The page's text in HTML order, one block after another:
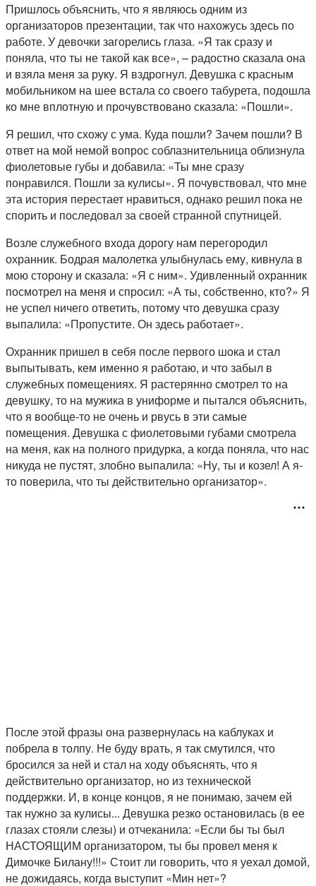
Пришлось объяснить, что я являюсь одним из
организаторов презентации, так что нахожусь здесь по
работе. У девочки загорелись глаза. «Я так сразу и
поняла, что ты не такой как все», – радостно сказала она
и взяла меня за руку. Я вздрогнул. Девушка с красным
мобильником на шее встала со своего табурета, подошла
ко мне вплотную и прочувствовано сказала: «Пошли».
Я решил, что схожу с ума. Куда пошли? Зачем пошли? В
ответ на мой немой вопрос соблазнительница облизнула
фиолетовые губы и добавила: «Ты мне сразу
понравился. Пошли за кулисы». Я почувствовал, что мне
эта история перестает нравиться, однако решил пока не
спорить и последовал за своей странной спутницей.
Возле служебного входа дорогу нам перегородил
охранник. Бодрая малолетка улыбнулась ему, кивнула в
мою сторону и сказала: «Я с ним». Удивленный охранник
посмотрел на меня и спросил: «А ты, собственно, кто?» Я
не успел ничего ответить, потому что девушка сразу
выпалила: «Пропустите. Он здесь работает».
Охранник пришел в себя после первого шока и стал
выпытывать, кем именно я работаю, и что забыл в
служебных помещениях. Я растерянно смотрел то на
девушку, то на мужика в униформе и пытался объяснить,
что я вообще-то не очень и рвусь в эти самые
помещения. Девушка с фиолетовыми губами смотрела
на меня, как на полного придурка, а когда поняла, что нас
никуда не пустят, злобно выпалила: «Ну, ты и козел! А я-
то поверила, что ты действительно организатор».
После этой фразы она развернулась на каблуках и
побрела в толпу. Не буду врать, я так смутился, что
бросился за ней и стал на ходу объяснять, что я
действительно организатор, но из технической
поддержки. И, в конце концов, я не понимаю, зачем ей
так нужно за кулисы... Девушка резко остановилась (в ее
глазах стояли слезы) и отчеканила: «Если бы ты был
НАСТОЯЩИМ организатором, ты бы провел меня к
Димочке Билану!!!» Стоит ли говорить, что я уехал домой,
не дожидаясь, когда выступит «Мин нет»?